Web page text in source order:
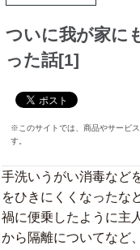
ついに我が家に
った話[1]
※このサイトでは、商品やサービ
す。
手洗いうがい消毒など
をひきにくくなったな
禍に便乗したように主
から隔離についてなど